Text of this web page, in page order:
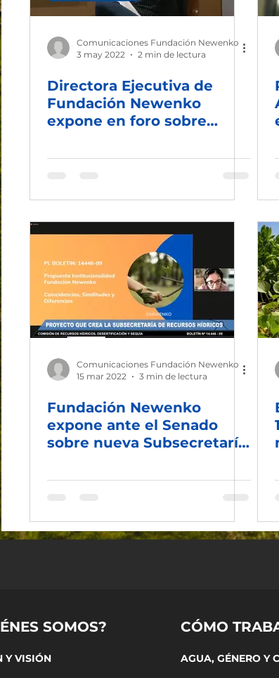
Comunicaciones Fundación Newenko
3 may 2022
2 min de lectura
Directora Ejecutiva de
Fundación Newenko
expone en foro sobre
Comunicaciones Fundación Newenko
15 mar 2022
3 min de lectura
Fundación Newenko
expone ante el Senado
sobre nueva Subsecretaría
SOMOS?
Y VISIÓN
CÓMO
AGUA, GÉNERO Y